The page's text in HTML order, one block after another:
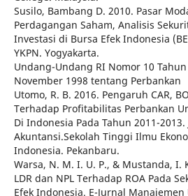
Susilo, Bambang D. 2010. Pasar
Perdagangan Saham, Analisis
Investasi di Bursa Efek Indonesia
YKPN. Yogyakarta.
Undang-Undang RI Nomor 10
November 1998 tentang Perbankan
Utomo, R. B. 2016. Pengaruh CAR,
Terhadap Profitabilitas Perbankan
Di Indonesia Pada Tahun 2011-2013.
Akuntansi.Sekolah Tinggi Ilmu
Indonesia. Pekanbaru.
Warsa, N. M. I. U. P., & Mustanda, I.
LDR dan NPL Terhadap ROA Pada
Efek Indonesia. E-Jurnal